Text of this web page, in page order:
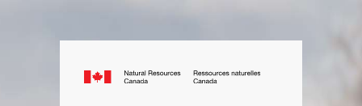
Canada.ca
/